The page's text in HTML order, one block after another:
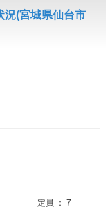
況(宮城県仙台市
定員 ： 7